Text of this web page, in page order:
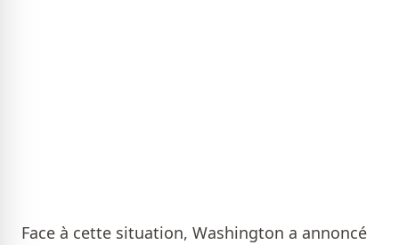
Face à cette situation, Washington a annoncé